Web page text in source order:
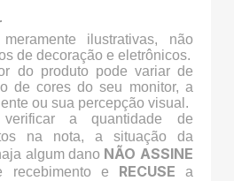
ilustrativas, não
de decoração e eletrônicos.
do produto pode variar de
de cores do seu monitor, a
ou sua percepção visual.
a quantidade de
na nota, a situação da
algum dano NÃO ASSINE
recebimento e RECUSE a